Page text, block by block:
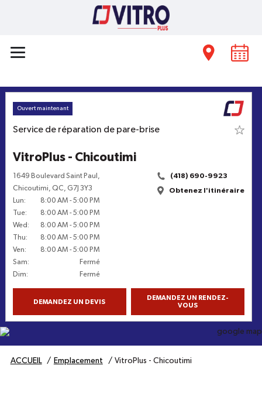
Ouvert maintenant
Service de réparation de pare-brise
VitroPlus - Chicoutimi
1649 Boulevard Saint Paul ,
Chicoutimi,QC,G7J 3Y3
Lun: 8:00 AM -5:00 PM
Tue: 8:00 AM -5:00 PM
Wed : 8:00 AM -5:00 PM
Thu: 8:00 AM -5:00 PM
Ven: 8:00 AM -5:00 PM
Sam:
Fermé
Dim: Fermé
(418) 690-9923
Obtenez l'itinéraire
DEMANDEZ UN DEVIS
DEMANDEZ UN RENDEZ-
VOUS
ACCUEIL
Emplacement VitroPlus - Chicoutimi